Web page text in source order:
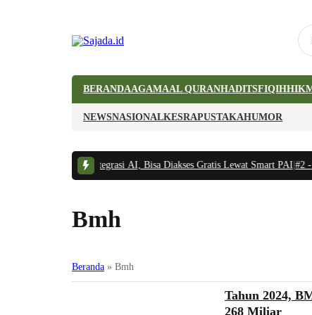
BERANDAAGAMAAL QURANHADITSFIQIH
NEWSNASIONALKESRAPUSTAKAHUMOR
Digital PAI Terintegrasi AI, Bisa Diakses Gratis Lewat Smart PAI|#2 -
Bmh
Beranda » Bmh
Tahun 2024,
268 Miliar